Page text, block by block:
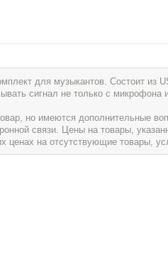
для музыкантов. Состоит из
сигнал не только с
но имеются дополнительные
связи. Цены на товары,
на отсутствующие товары,